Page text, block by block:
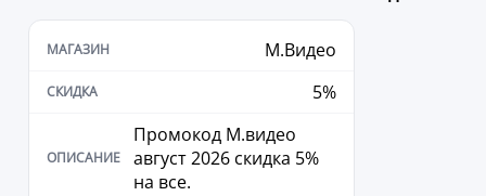
М.Видео
5%
Промокод М.видео
август 2026 скидка 5%
на все.